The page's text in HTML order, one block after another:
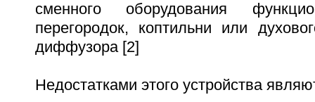
сменного оборудования
перегородок, коптильни или
диффузора [2]
Недостатками этого устройства